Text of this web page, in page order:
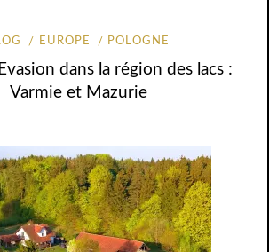
EUROPE POLOGNE
dans la région des lacs :
Varmie et Mazurie